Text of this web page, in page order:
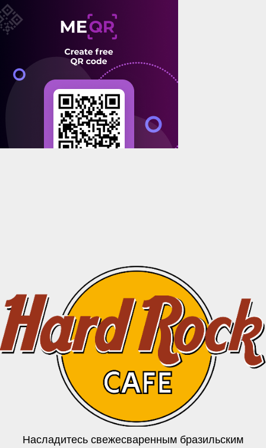
Насладитесь свежесваренным бразильским